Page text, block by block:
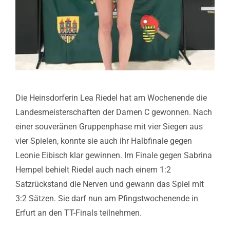
Die Heinsdorferin Lea Riedel hat am Wochenende die
Landesmeisterschaften der Damen C gewonnen. Nach
einer souveränen Gruppenphase mit vier Siegen aus
vier Spielen, konnte sie auch ihr Halbfinale gegen
Leonie Eibisch klar gewinnen. Im Finale gegen Sabrina
Hempel behielt Riedel auch nach einem 1:2
Satzrückstand die Nerven und gewann das Spiel mit
3:2 Sätzen. Sie darf nun am Pfingstwochenende in
Erfurt an den TT-Finals teilnehmen.